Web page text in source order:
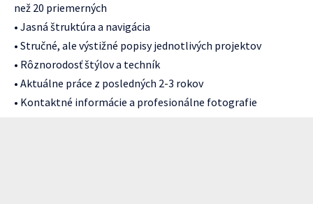
než 20 priemerných
• Jasná štruktúra a navigácia
• Stručné, ale výstižné popisy jednotlivých projektov
• Rôznorodosť štýlov a techník
• Aktuálne práce z posledných 2-3 rokov
• Kontaktné informácie a profesionálne fotografie